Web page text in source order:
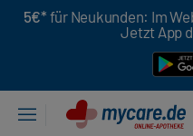
5€* für Neukunden: Im
Jetzt App